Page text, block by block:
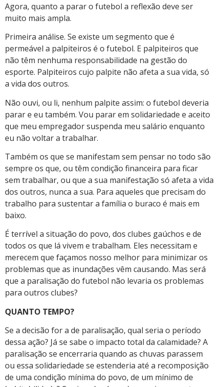
Agora, quanto a parar o futebol a reflexão deve ser
muito mais ampla.
Primeira análise. Se existe um segmento que é
permeável a palpiteiros é o futebol. E palpiteiros que
não têm nenhuma responsabilidade na gestão do
esporte. Palpiteiros cujo palpite não afeta a sua vida, só
a vida dos outros.
Não ouvi, ou li, nenhum palpite assim: o futebol deveria
parar e eu também. Vou parar em solidariedade e aceito
que meu empregador suspenda meu salário enquanto
eu não voltar a trabalhar.
Também os que se manifestam sem pensar no todo são
sempre os que, ou têm condição financeira para ficar
sem trabalhar, ou que a sua manifestação só afeta a vida
dos outros, nunca a sua. Para aqueles que precisam do
trabalho para sustentar a família o buraco é mais em
baixo.
É terrível a situação do povo, dos clubes gaúchos e de
todos os que lá vivem e trabalham. Eles necessitam e
merecem que façamos nosso melhor para minimizar os
problemas que as inundações vêm causando. Mas será
que a paralisação do futebol não levaria os problemas
para outros clubes?
QUANTO TEMPO?
Se a decisão for a de paralisação, qual seria o período
dessa ação? Já se sabe o impacto total da calamidade? A
paralisação se encerraria quando as chuvas parassem
ou essa solidariedade se estenderia até a recomposição
de uma condição mínima do povo, de um mínimo de